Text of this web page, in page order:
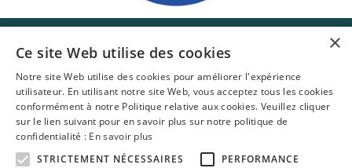
5236, boul. Wilfrid-Hamel Québec, Québec G2E 2G9
Téléphone : (418) 654-3232
Sans frais : 1-877-227-6045
Courriel :info@amdeq.ca
×
Ce site Web utilise des cookies
Notre site Web utilise des cookies pour améliorer l'expérience
utilisateur. En utilisant notre site Web, vous acceptez tous les cookies
conformément à notre Politique relative aux cookies. Veuillez cliquer
sur le lien suivant pour en savoir plus sur notre politique de
confidentialité : En savoir plus
STRICTEMENT NÉCESSAIRES
PERFORMANCE